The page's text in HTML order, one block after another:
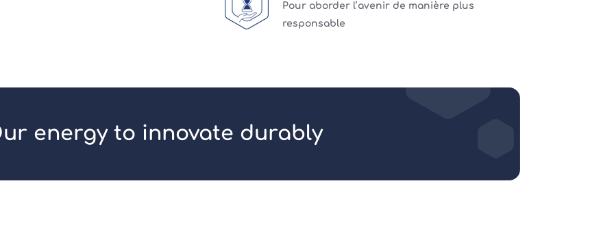
Pour aborder l’avenir de manière plus
responsable
energy to innovate durably